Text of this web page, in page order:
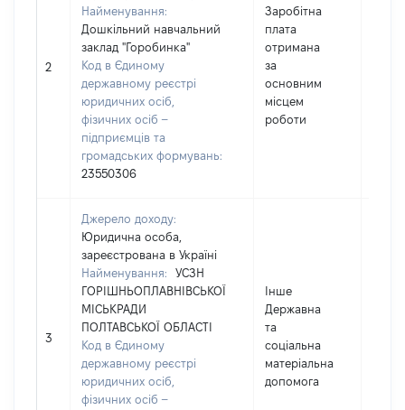
2
Найменування:
Дошкільний навчальний
заклад "Горобинка"
Код в Єдиному
державному реєстрі
юридичних осіб,
фізичних осіб –
підприємців та
громадських формувань:
23550306
Заробітна
плата
отримана
за
основним
місцем
роботи
3
Джерело доходу:
Юридична особа,
зареєстрована в Україні
Найменування:
УСЗН
ГОРІШНЬОПЛАВНІВСЬКОЇ
МІСЬКРАДИ
ПОЛТАВСЬКОЇ ОБЛАСТІ
Код в Єдиному
державному реєстрі
юридичних осіб,
фізичних осіб –
Інше
Державна
та
соціальна
матеріальна
допомога